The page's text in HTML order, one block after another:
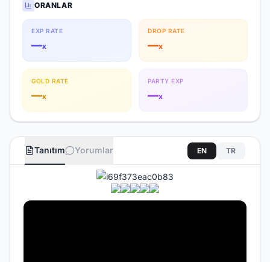
ORANLAR
EXP RATE
—x
DROP RATE
—x
GOLD RATE
—x
PARTY EXP
—x
Tanıtım Yorumlar EN TR